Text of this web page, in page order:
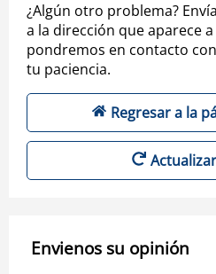
¿Algún otro problema?
a la dirección que aparece
pondremos en contacto
tu paciencia.
Regresar a la
Envienos su opinión